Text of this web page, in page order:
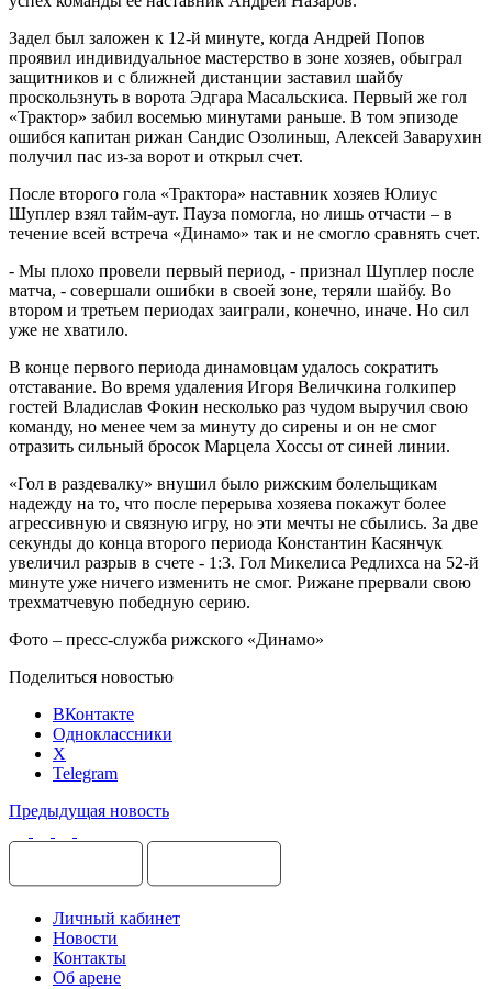
Задел был заложен к 12-й минуте, когда Андрей Попов
проявил индивидуальное мастерство в зоне хозяев, обыграл
защитников и с ближней дистанции заставил шайбу
проскользнуть в ворота Эдгара Масальскиса. Первый же гол
«Трактор» забил восемью минутами раньше. В том эпизоде
ошибся капитан рижан Сандис Озолиньш, Алексей Заварухин
получил пас из-за ворот и открыл счет.
После второго гола «Трактора» наставник хозяев Юлиус
Шуплер взял тайм-аут. Пауза помогла, но лишь отчасти – в
течение всей встреча «Динамо» так и не смогло сравнять счет.
- Мы плохо провели первый период, - признал Шуплер после
матча, - совершали ошибки в своей зоне, теряли шайбу. Во
втором и третьем периодах заиграли, конечно, иначе. Но сил
уже не хватило.
В конце первого периода динамовцам удалось сократить
отставание. Во время удаления Игоря Величкина голкипер
гостей Владислав Фокин несколько раз чудом выручил свою
команду, но менее чем за минуту до сирены и он не смог
отразить сильный бросок Марцела Хоссы от синей линии.
«Гол в раздевалку» внушил было рижским болельщикам
надежду на то, что после перерыва хозяева покажут более
агрессивную и связную игру, но эти мечты не сбылись. За две
секунды до конца второго периода Константин Касянчук
увеличил разрыв в счете - 1:3. Гол Микелиса Редлихса на 52-й
минуте уже ничего изменить не смог. Рижане прервали свою
трехматчевую победную серию.
Фото – пресс-служба рижского «Динамо»
Поделиться новостью
ВКонтакте
Одноклассники
X
Telegram
Предыдущая новость
Личный кабинет
Новости
Контакты
Об арене